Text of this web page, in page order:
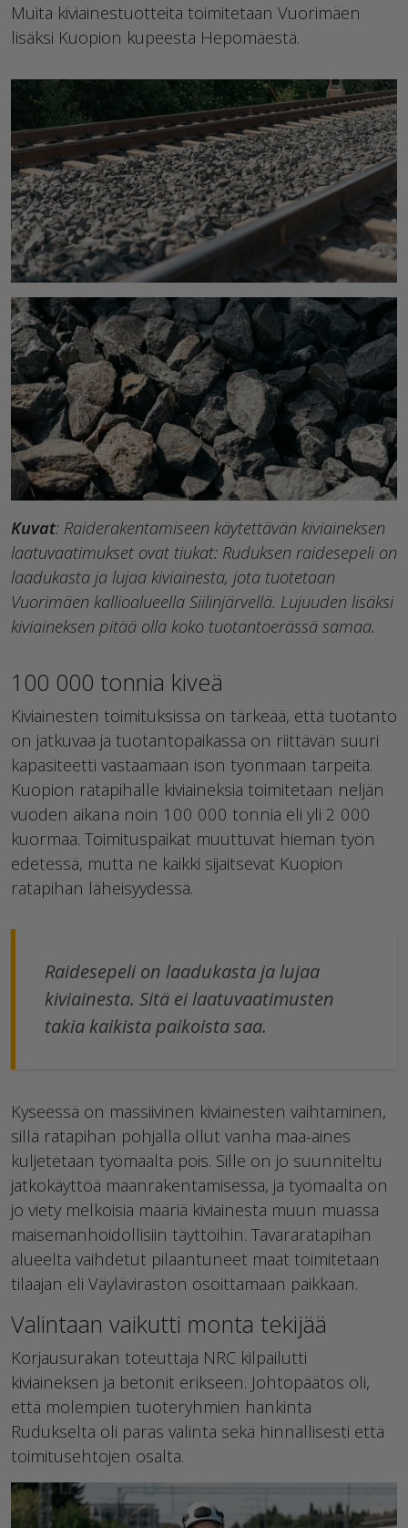
Muita kiviainestuotteita toimitetaan Vuorimäen
lisäksi Kuopion kupeesta Hepomäestä.
Kuvat: Raiderakentamiseen käytettävän kiviaineksen
laatuvaatimukset ovat tiukat: Ruduksen raidesepeli on
laadukasta ja lujaa kiviainesta, jota tuotetaan
Vuorimäen kallioalueella Siilinjärvellä. Lujuuden lisäksi
kiviaineksen pitää olla koko tuotantoerässä samaa.
100 000 tonnia kiveä
Kiviainesten toimituksissa on tärkeää, että tuotanto
on jatkuvaa ja tuotantopaikassa on riittävän suuri
kapasiteetti vastaamaan ison työnmaan tarpeita.
Kuopion ratapihalle kiviaineksia toimitetaan neljän
vuoden aikana noin 100 000 tonnia eli yli 2 000
kuormaa. Toimituspaikat muuttuvat hieman työn
edetessä, mutta ne kaikki sijaitsevat Kuopion
ratapihan läheisyydessä.
Raidesepeli on laadukasta ja lujaa
kiviainesta. Sitä ei laatuvaatimusten
takia kaikista paikoista saa.
Kyseessä on massiivinen kiviainesten vaihtaminen,
sillä ratapihan pohjalla ollut vanha maa-aines
kuljetetaan työmaalta pois. Sille on jo suunniteltu
jatkokäyttöä maanrakentamisessa, ja työmaalta on
jo viety melkoisia määriä kiviainesta muun muassa
maisemanhoidollisiin täyttöihin. Tavararatapihan
alueelta vaihdetut pilaantuneet maat toimitetaan
tilaajan eli Väyläviraston osoittamaan paikkaan.
Valintaan vaikutti monta tekijää
Korjausurakan toteuttaja NRC kilpailutti
kiviaineksen ja betonit erikseen. Johtopäätös oli,
että molempien tuoteryhmien hankinta
Rudukselta oli paras valinta sekä hinnallisesti että
toimitusehtojen osalta.